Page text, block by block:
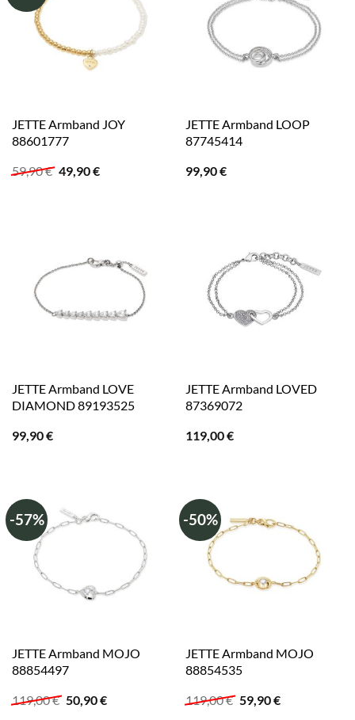
JETTE Armband JOY
88601777
59,90€ Ursprünglicher
Preis
49,90€Aktueller
JETTE Armband LOOP
87745414
99,90€
JETTE Armband LOVE
DIAMOND 89193525
99,90€
JETTE Armband LOVED
87369072
119,00€
-57%
JETTE Armband MOJO
88854497
119,00€ Ursprünglicher
Preis
50,90€Aktueller
-50%
JETTE Armband MOJO
88854535
119,00€ Ursprünglicher
Preis
59,90€Aktueller